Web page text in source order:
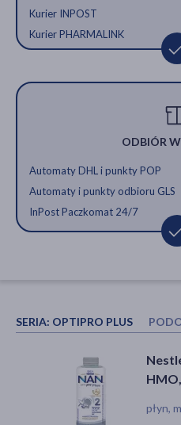
Kurier INPOST
Kurier PHARMALINK
ODBIÓR
Automaty DHL i punkty POP
Automaty i punkty odbioru GLS
InPost Paczkomat 24/7
SERIA: OPTIPRO PLUS
dla
płyn,